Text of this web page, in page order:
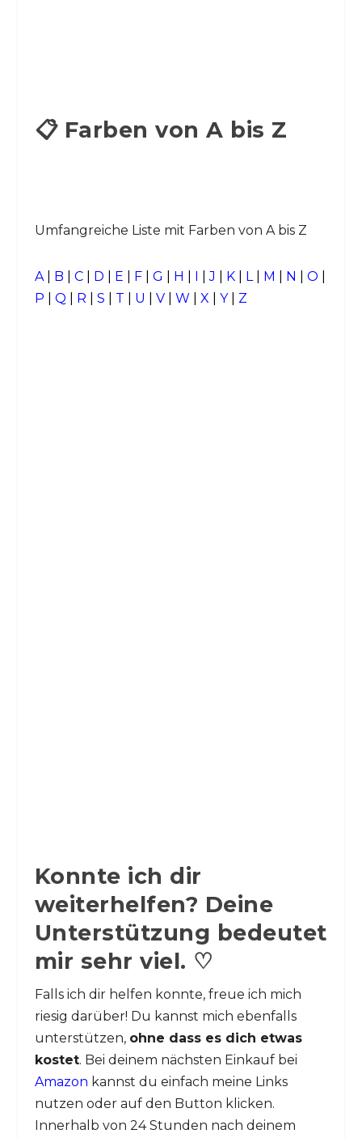
📋 Farben von A bis Z
Umfangreiche Liste mit Farben von A bis Z
A| B C| D E F| G H I |J K| L M N O
P
Q R S T U V| W X Y| Z
Konnte ich dir
weiterhelfen? Deine
Unterstützung bedeutet
mir sehr viel. ♡
Falls ich dir helfen konnte, freue ich mich
riesig darüber! Du kannst mich ebenfalls
unterstützen, ohne dass es dich etwas
kostet. Bei deinem nächsten Einkauf bei
Amazon kannst du einfach meine Links
nutzen oder auf den Button klicken.
Innerhalb von 24 Stunden nach deinem